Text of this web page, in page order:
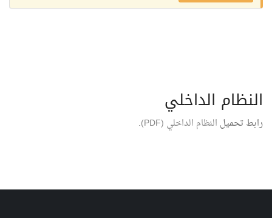
النظام الداخلي
رابط تحميل النظام الداخلي (PDF) .